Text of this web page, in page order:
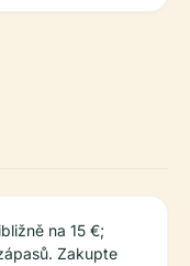
na 15 €;
Zakupte